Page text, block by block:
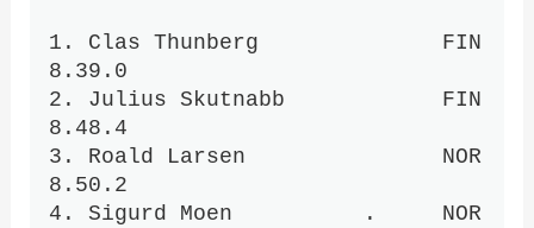
1. Clas Thunberg              FIN
8.39.0
2. Julius Skutnabb            FIN
8.48.4
3. Roald Larsen               NOR
8.50.2
4. Sigurd Moen          .     NOR